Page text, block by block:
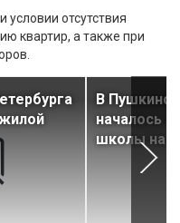
отсутствия
квартир, а также при
В
началось
школы на